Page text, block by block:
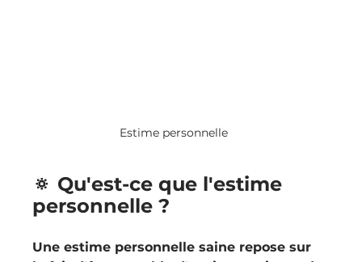
Estime personnelle
🔅 Qu'est-ce que l'estime
personnelle ?
Une estime personnelle saine repose sur